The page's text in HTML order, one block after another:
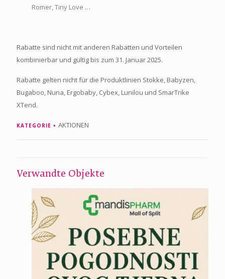
Romer, Tiny Love …
Rabatte sind nicht mit anderen Rabatten und Vorteilen
kombinierbar und gültig bis zum 31. Januar 2025.
Rabatte gelten nicht für die Produktlinien Stokke, Babyzen,
Bugaboo, Nuna, Ergobaby, Cybex, Lunilou und SmarTrike
XTend.
KATEGORIE AKTIONEN
Verwandte Objekte